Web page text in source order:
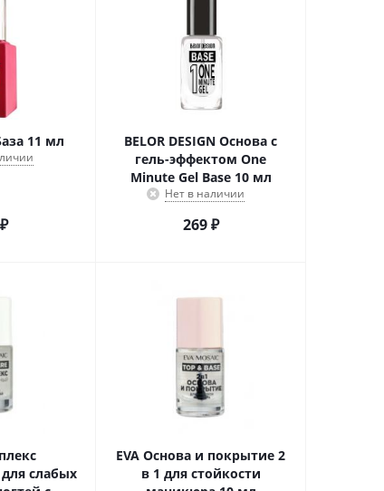
11 мл
₽
BELOR DESIGN Основа с
гель-эффектом One
Minute Gel Base 10 мл
Нет в наличии
269₽
слабых
EVA Основа и покрытие 2
в 1 для стойкости